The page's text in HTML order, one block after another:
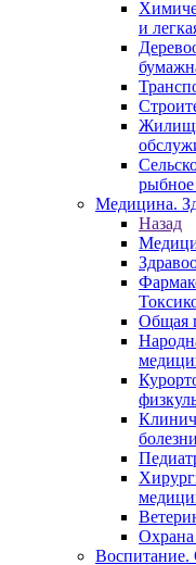
и
рыбное
Медицина.
Назад
Общая
болезни
Охрана
Воспитание.